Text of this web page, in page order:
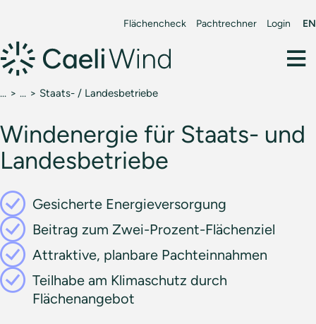
Flächencheck Pachtrechner Login EN
Staats- / Landesbetriebe
Windenergie für Staats- und
Landesbetriebe
Gesicherte Energieversorgung
Beitrag zum Zwei-Prozent-Flächenziel
Attraktive, planbare Pachteinnahmen
Teilhabe am Klimaschutz durch
Flächenangebot